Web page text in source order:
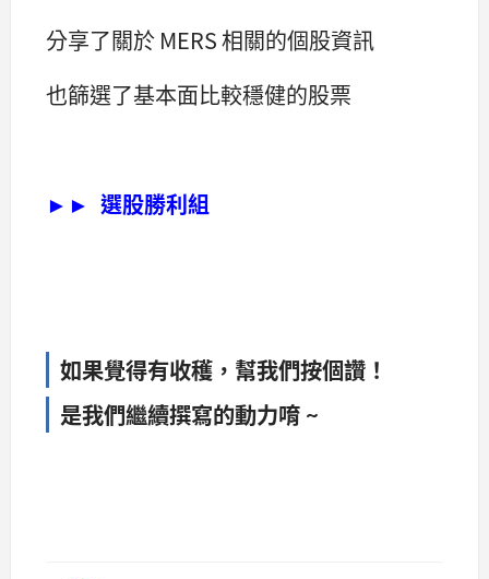
分享了關於 MERS 相關的個股資訊
也篩選了基本面比較穩健的股票
►► 選股勝利組
如果覺得有收穫，幫我們按個讚！
是我們繼續撰寫的動力唷 ~